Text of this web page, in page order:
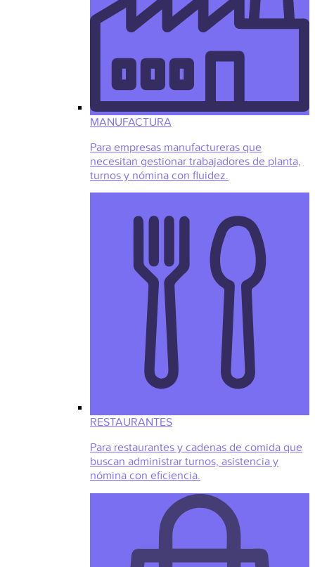
MANUFACTURA
Para empresas manufactureras que
necesitan gestionar trabajadores de planta,
turnos y nómina con fluidez.
RESTAURANTES
Para restaurantes y cadenas de comida que
buscan administrar turnos, asistencia y
nómina con eficiencia.